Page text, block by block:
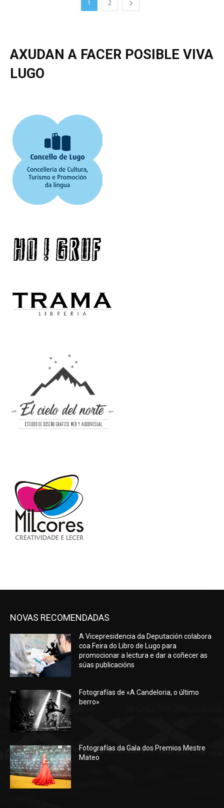
1 2
AXUDAN A FACER POSIBLE VIVA
LUGO
NOVAS RECOMENDADAS
A Vicepresidencia da Deputación colabora
coa Feira do Libro de Lugo para
promocionar a lectura e dar a coñecer as
súas publicacións
Fotografías de «A Candeloria, o último
berro»
Fotografías da Gala dos Premios Mestre
Mateo